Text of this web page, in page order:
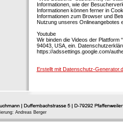
Informationen, wie der
Informationen können ferner in
Informationen zum Browser und
Nutzung unseres Onlineangebotes
Youtube
Wir binden die Videos der Plattform
94043, USA, ein.
https://adssettings.google.com/
Erstellt mit Datenschutz-
Andreas Berger